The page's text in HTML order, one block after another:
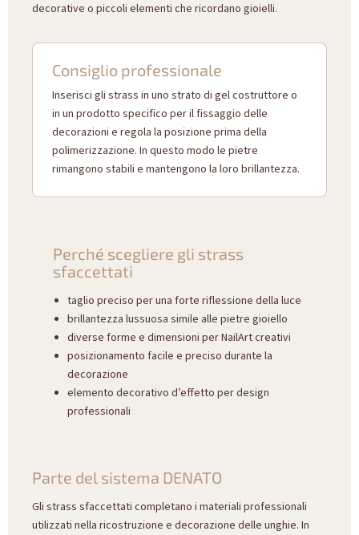
decorative o piccoli elementi che ricordano gioielli.
Consiglio professionale
Inserisci gli strass in uno strato di gel costruttore o
in un prodotto specifico per il fissaggio delle
decorazioni e regola la posizione prima della
polimerizzazione. In questo modo le pietre
rimangono stabili e mantengono la loro brillantezza.
Perché scegliere gli strass
sfaccettati
taglio preciso per una forte riflessione della luce
brillantezza lussuosa simile alle pietre gioiello
diverse forme e dimensioni per NailArt creativi
posizionamento facile e preciso durante la
decorazione
elemento decorativo d’effetto per design
professionali
Parte del sistema DENATO
Gli strass sfaccettati completano i materiali professionali
utilizzati nella ricostruzione e decorazione delle unghie. In